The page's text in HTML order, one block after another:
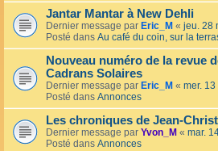
Jantar Mantar à New Dehli
Dernier message par Eric_M « jeu. 28
Posté dans Au café du coin, sur la
Nouveau numéro de la revue
Cadrans Solaires
Dernier message par Eric_M « mer.
Posté dans Annonces
Les chroniques de Jean-
Dernier message par Yvon_M « mar.
Posté dans Annonces